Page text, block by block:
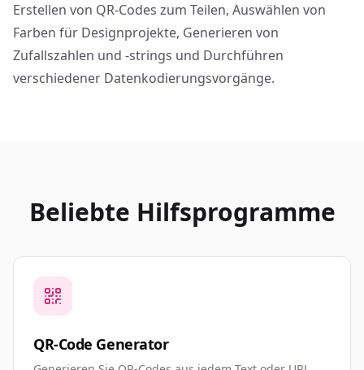
Erstellen von QR-Codes zum Teilen, Auswählen von
Farben für Designprojekte, Generieren von
Zufallszahlen und -strings und Durchführen
verschiedener Datenkodierungsvorgänge.
Beliebte Hilfsprogramme
QR-Code Generator